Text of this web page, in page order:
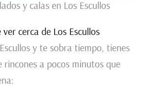
y calas en Los Escullos
ver cerca de Los Escullos
y te sobra tiempo, tienes
rincones a pocos minutos que